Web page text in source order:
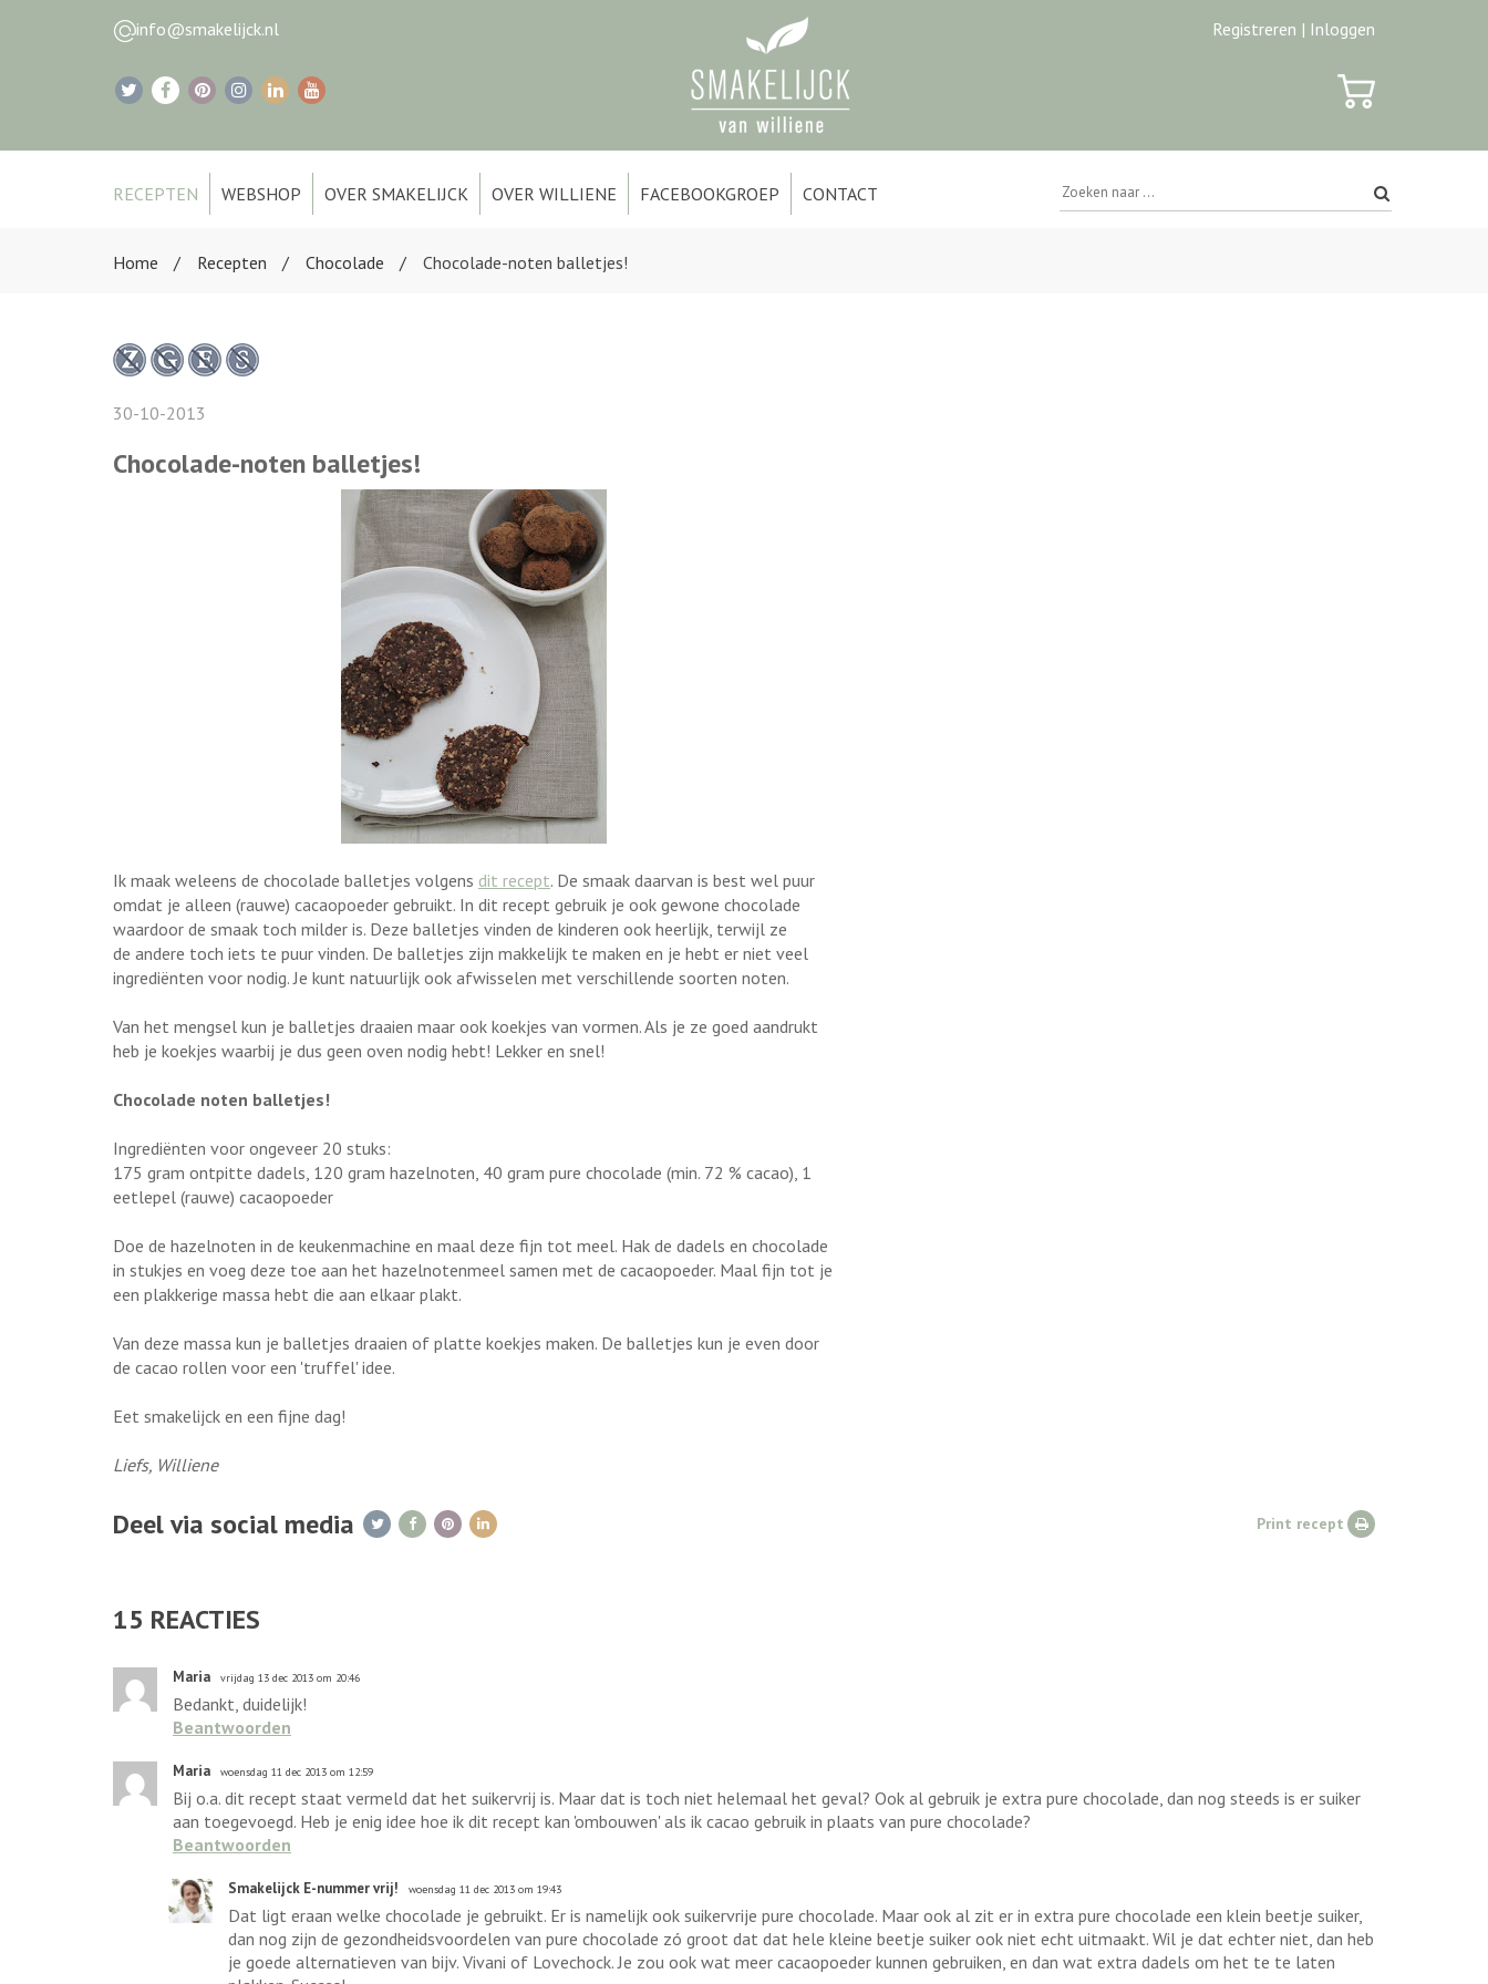
info@smakelijck.nl Registreren | Inloggen
RECEPTEN WEBSHOP OVER SMAKELIJCK OVER WILLIENE FACEBOOKGROEP CONTACT
Home Recepten Chocolade Chocolade-noten balletjes!
30-10-2013
Chocolade-noten balletjes!
Ik maak weleens de chocolade balletjes volgens dit recept. De smaak daarvan is best wel puur
omdat je alleen (rauwe) cacaopoeder gebruikt. In dit recept gebruik je ook gewone chocolade
waardoor de smaak toch milder is. Deze balletjes vinden de kinderen ook heerlijk, terwijl ze
de andere toch iets te puur vinden. De balletjes zijn makkelijk te maken en je hebt er niet veel
ingrediënten voor nodig. Je kunt natuurlijk ook afwisselen met verschillende soorten noten.
Van het mengsel kun je balletjes draaien maar ook koekjes van vormen. Als je ze goed aandrukt
heb je koekjes waarbij je dus geen oven nodig hebt! Lekker en snel!
Chocolade noten balletjes!
Ingrediënten voor ongeveer 20 stuks:
175 gram ontpitte dadels, 120 gram hazelnoten, 40 gram pure chocolade (min. 72 % cacao), 1
eetlepel (rauwe) cacaopoeder
Doe de hazelnoten in de keukenmachine en maal deze fijn tot meel. Hak de dadels en chocolade
in stukjes en voeg deze toe aan het hazelnotenmeel samen met de cacaopoeder. Maal fijn tot je
een plakkerige massa hebt die aan elkaar plakt.
Van deze massa kun je balletjes draaien of platte koekjes maken. De balletjes kun je even door
de cacao rollen voor een 'truffel' idee.
Eet smakelijck en een fijne dag!
Liefs, Williene
Deel via social media Print recept
15 REACTIES
Maria vrijdag 13 dec 2013 om 20:46
Bedankt, duidelijk!
Beantwoorden
Maria woensdag 11 dec 2013 om 12:59
Bij o.a. dit recept staat vermeld dat het suikervrij is. Maar dat is toch niet helemaal het geval? Ook al gebruik je extra pure chocolade, dan nog steeds is er suiker
aan toegevoegd. Heb je enig idee hoe ik dit recept kan 'ombouwen' als ik cacao gebruik in plaats van pure chocolade?
Beantwoorden
Smakelijck E-nummer vrij! woensdag 11 dec 2013 om 19:43
Dat ligt eraan welke chocolade je gebruikt. Er is namelijk ook suikervrije pure chocolade. Maar ook al zit er in extra pure chocolade een klein beetje suiker,
dan nog zijn de gezondheidsvoordelen van pure chocolade zó groot dat dat hele kleine beetje suiker ook niet echt uitmaakt. Wil je dat echter niet, dan heb
je goede alternatieven van bijv. Vivani of Lovechock. Je zou ook wat meer cacaopoeder kunnen gebruiken, en dan wat extra dadels om het te te laten